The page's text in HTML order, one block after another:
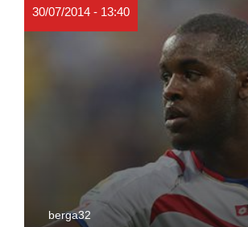
30/07/2014 - 13:40
berga32